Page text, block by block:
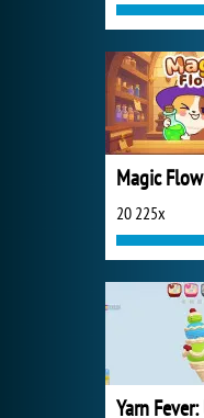
Magic Flow
20 225x